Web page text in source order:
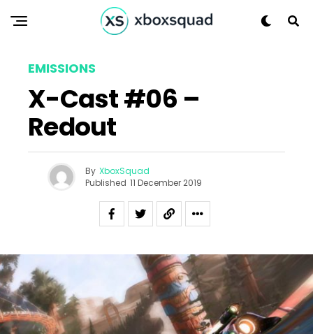
EMISSIONS
X-Cast #06 –
Redout
By XboxSquad
Published 11 December 2019
Flipboard
Reddit